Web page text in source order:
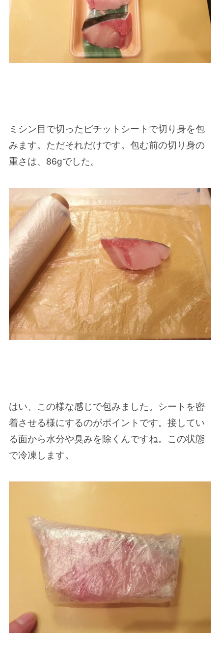
ミシン目で切ったピチットシートで切り身を包
みます。ただそれだけです。包む前の切り身の
重さは、86gでした。
はい、この様な感じで包みました。シートを密
着させる様にするのがポイントです。接してい
る面から水分や臭みを除くんですね。この状態
で冷凍します。